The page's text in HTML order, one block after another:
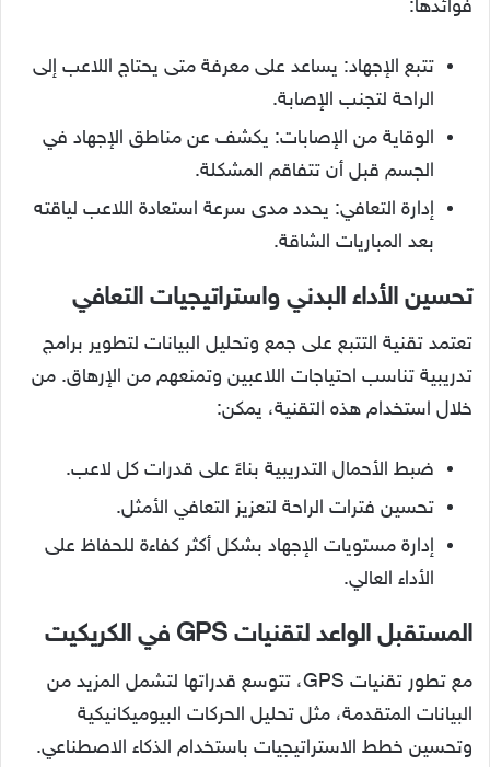
فوائدها:
تتبع الإجهاد: يساعد على معرفة متى يحتاج اللاعب إلى
الراحة لتجنب الإصابة.
الوقاية من الإصابات: يكشف عن مناطق الإجهاد في
الجسم قبل أن تتفاقم المشكلة.
إدارة التعافي: يحدد مدى سرعة استعادة اللاعب لياقته
بعد المباريات الشاقة.
تحسين الأداء البدني واستراتيجيات التعافي
تعتمد تقنية التتبع على جمع وتحليل البيانات لتطوير برامج
تدريبية تناسب احتياجات اللاعبين وتمنعهم من الإرهاق. من
خلال استخدام هذه التقنية، يمكن:
ضبط الأحمال التدريبية بناءً على قدرات كل لاعب.
تحسين فترات الراحة لتعزيز التعافي الأمثل.
إدارة مستويات الإجهاد بشكل أكثر كفاءة للحفاظ على
الأداء العالي.
المستقبل الواعد لتقنيات GPS في الكريكيت
مع تطور تقنيات GPS، تتوسع قدراتها لتشمل المزيد من
البيانات المتقدمة، مثل تحليل الحركات البيوميكانيكية
وتحسين خطط الاستراتيجيات باستخدام الذكاء الاصطناعي.